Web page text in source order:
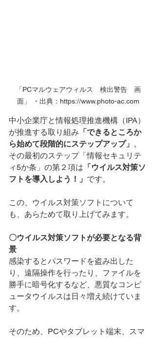
「PCマルウェアウィルス　検出警告　画
面」 ・出典：https://www.photo-ac.com
中小企業庁と情報処理推進機構（IPA）
が推進する取り組み 「できるところか
ら始めて段階的にステップアップ」 。
その最初のステップ「情報セキュリテ
ィ5か条」の第２項は 「ウイルス対策ソ
フトを導入しよう！」 です。
この、ウイルス対策ソフトについて
も、あらためて取り上げてみます。
〇ウイルス対策ソフトが必要となる背
景
感染するとパスワードを盗み出した
り、遠隔操作を行ったり、ファイルを
勝手に暗号化するなど、悪質なコンピ
ュータウイルスは日々増え続けていま
す。
そのため、PCやタブレット端末、スマ